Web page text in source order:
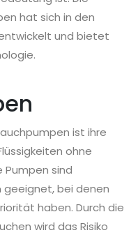
hat sich in den
und bietet
ist ihre
ohne
Pumpen sind
geeignet, bei denen
haben. Durch die
wird das Risiko